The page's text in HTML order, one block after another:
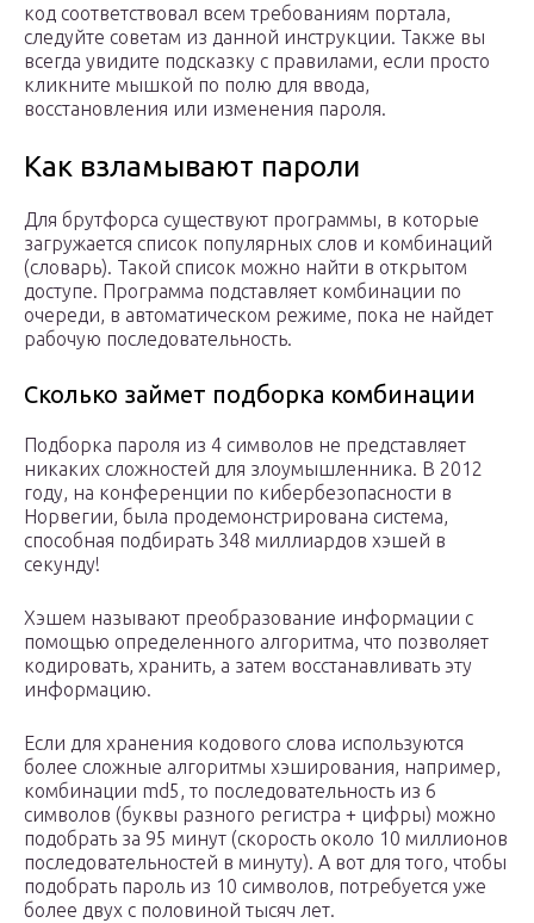
код соответствовал всем требованиям портала,
следуйте советам из данной инструкции. Также вы
всегда увидите подсказку с правилами, если просто
кликните мышкой по полю для ввода,
восстановления или изменения пароля.
Как взламывают пароли
Для брутфорса существуют программы, в которые
загружается список популярных слов и комбинаций
(словарь). Такой список можно найти в открытом
доступе. Программа подставляет комбинации по
очереди, в автоматическом режиме, пока не найдет
рабочую последовательность.
Сколько займет подборка комбинации
Подборка пароля из 4 символов не представляет
никаких сложностей для злоумышленника. В 2012
году, на конференции по кибербезопасности в
Норвегии, была продемонстрирована система,
способная подбирать 348 миллиардов хэшей в
секунду!
Хэшем называют преобразование информации с
помощью определенного алгоритма, что позволяет
кодировать, хранить, а затем восстанавливать эту
информацию.
Если для хранения кодового слова используются
более сложные алгоритмы хэширования, например,
комбинации md5, то последовательность из 6
символов (буквы разного регистра + цифры) можно
подобрать за 95 минут (скорость около 10 миллионов
последовательностей в минуту). А вот для того, чтобы
подобрать пароль из 10 символов, потребуется уже
более двух с половиной тысяч лет.